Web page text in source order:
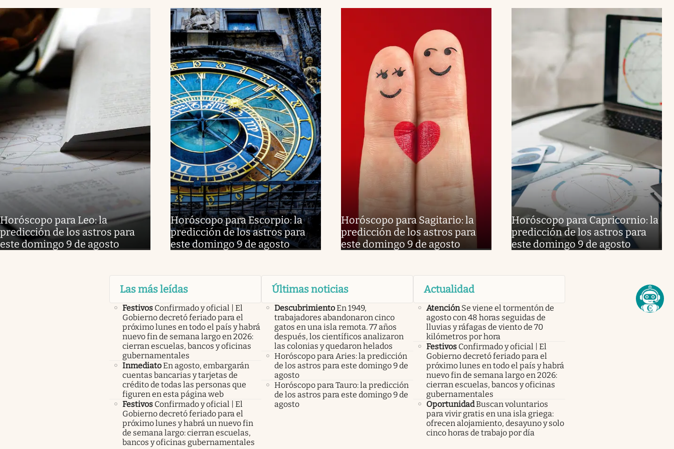
Horóscopo para Leo: la
predicción de los astros para
este domingo 9 de agosto
Horóscopo para Escorpio: la
predicción de los astros para
este domingo 9 de agosto
Horóscopo para Sagitario: la
predicción de los astros para
este domingo 9 de agosto
Horóscopo para Capricornio: la
predicción de los astros para
este domingo 9 de agosto
Las más leídas
Festivos Confirmado y oficial | El
Gobierno decretó feriado para el
próximo lunes en todo el país y habrá
nuevo fin de semana largo en 2026:
cierran escuelas, bancos y oficinas
gubernamentales
InmediatoEn agosto, embargarán
cuentas bancarias y tarjetas de
crédito de todas las personas que
figuren en esta página web
Festivos Confirmado y oficial | El
Gobierno decretó feriado para el
próximo lunes y habrá un nuevo fin
de semana largo: cierran escuelas,
bancos y oficinas gubernamentales
Últimas noticias
DescubrimientoEn 1949,
trabajadores abandonaron cinco
gatos en una isla remota. 77 años
después, los científicos analizaron
las colonias y quedaron helados
Horóscopo para Aries: la predicción
de los astros para este domingo 9 de
agosto
Horóscopo para Tauro: la predicción
de los astros para este domingo 9 de
agosto
Actualidad
Atención Se viene el tormentón de
agosto con 48 horas seguidas de
lluvias y ráfagas de viento de 70
kilómetros por hora
Festivos Confirmado y oficial | El
Gobierno decretó feriado para el
próximo lunes en todo el país y habrá
nuevo fin de semana largo en 2026:
cierran escuelas, bancos y oficinas
gubernamentales
OportunidadBuscan voluntarios
para vivir gratis en una isla griega:
ofrecen alojamiento, desayuno y solo
cinco horas de trabajo por día